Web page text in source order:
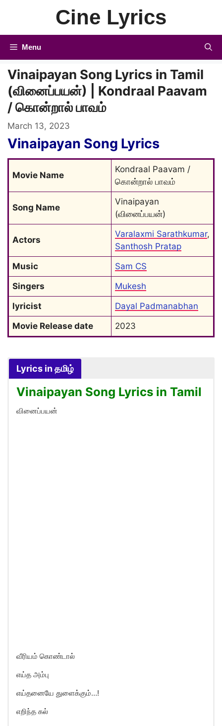
Cine Lyrics
Menu
Vinaipayan Song Lyrics in Tamil
(வினைப்பயன்) | Kondraal Paavam
/ கொன்றால் பாவம்
March 13, 2023
Vinaipayan Song Lyrics
Movie Name
Kondraal Paavam /
கொன்றால் பாவம்
Song Name
Vinaipayan
(வினைப்பயன்)
Actors
Varalaxmi Sarathkumar
Santhosh Pratap
Music
Sam CS
Singers
Mukesh
lyricist
Dayal Padmanabhan
Movie Release date
2023
Lyrics in தமிழ்
Vinaipayan Song Lyrics in Tamil
வினைப்பயன்
வீரியம் கொண்டால்
எய்த அம்பு
எய்தனையே துளைக்கும்…!
எறிந்த கல்